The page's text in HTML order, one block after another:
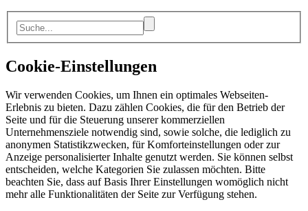
Cookie-Einstellungen
Wir verwenden Cookies, um Ihnen ein optimales Webseiten-
Erlebnis zu bieten. Dazu zählen Cookies, die für den Betrieb der
Seite und für die Steuerung unserer kommerziellen
Unternehmensziele notwendig sind, sowie solche, die lediglich zu
anonymen Statistikzwecken, für Komforteinstellungen oder zur
Anzeige personalisierter Inhalte genutzt werden. Sie können selbst
entscheiden, welche Kategorien Sie zulassen möchten. Bitte
beachten Sie, dass auf Basis Ihrer Einstellungen womöglich nicht
mehr alle Funktionalitäten der Seite zur Verfügung stehen.